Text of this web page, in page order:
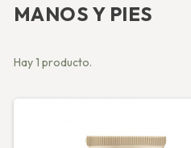
MANOS Y PIES
Hay 1 producto.